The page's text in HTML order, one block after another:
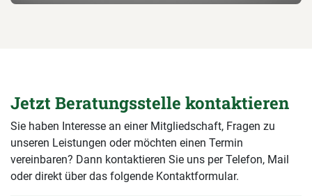
Jetzt Beratungsstelle kontaktieren
Sie haben Interesse an einer Mitgliedschaft, Fragen zu
unseren Leistungen oder möchten einen Termin
vereinbaren? Dann kontaktieren Sie uns per Telefon, Mail
oder direkt über das folgende Kontaktformular.